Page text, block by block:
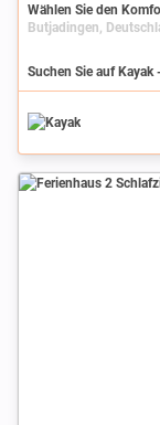
Wählen Sie den
Butjadingen,
Suchen Sie auf Kayak